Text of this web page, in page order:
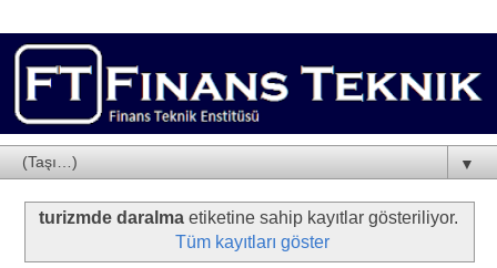
▼
turizmde daralma etiketine sahip kayıtlar gösteriliyor.
Tüm kayıtları göster